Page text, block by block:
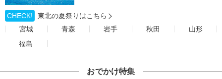
CHECK!
東北の夏祭りはこちら
宮城
青森 岩手 秋田
山形
福島
おでかけ特集